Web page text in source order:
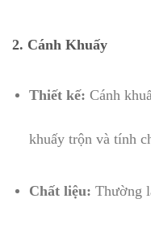
2. Cánh Khuấy
Thiết kế: Cánh
khuấy trộn và tính
Chất liệu: Thường